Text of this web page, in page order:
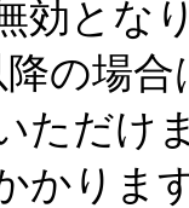
効とな
の場
ただけ
かりま